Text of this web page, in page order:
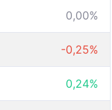
0,00%
-0,25%
0,24%